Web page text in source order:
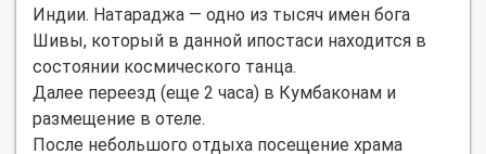
Индии. Натараджа — одно из тысяч имен бога
Шивы, который в данной ипостаси находится в
состоянии космического танца.
Далее переезд (еще 2 часа) в Кумбаконам и
размещение в отеле.
После небольшого отдыха посещение храма